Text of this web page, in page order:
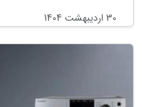
30 اردیبهشت 1404